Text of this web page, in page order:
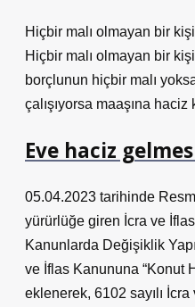
Hiçbir malı olmayan bir
Hiçbir malı olmayan bir
borçlunun hiçbir malı
çalışıyorsa maaşına haciz
Eve haciz
05.04.2023 tarihinde
yürürlüğe giren İcra ve
Kanunlarda Değişiklik
ve İflas Kanununa “Konut
eklenerek, 6102 sayılı